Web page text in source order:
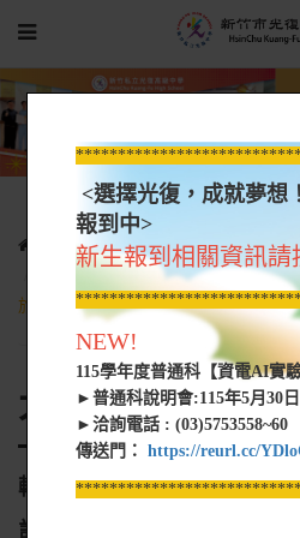
光復新聞
大學營隊資訊
轉知 東南科技大學辦理寒假研習
旅體驗營」活動辦法
大學營隊資訊
轉知 東南科技大學辦理寒
計X動畫特效之旅體驗營」
<選擇光復，成就夢想
報到中>
新生報到相關資訊請
NEW!
115學年度普通科【資電AI實
►普通科說明會:115年5月30
►洽詢電話 : (03)5753558~60
傳送門： https://reurl.cc/